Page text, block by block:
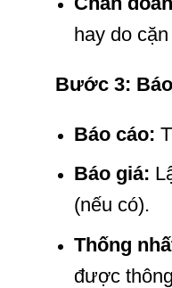
hay do
Bước 3:
Báo cáo:
Báo giá:
(nếu có).
Thống
được